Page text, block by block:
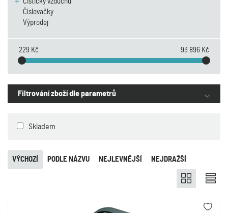
Číslovačky
Výprodej
229 Kč 93 896 Kč
Filtrování zboží dle parametrů
Skladem
NEJLEVNĚJŠÍ NEJDRAŽŠÍ
PODLE NÁZVU
VÝCHOZÍ